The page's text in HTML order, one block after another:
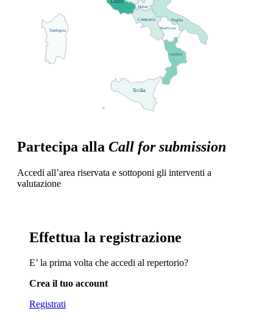
interdisciplinarietà
popolazioni
vulnerabili
Puglia
Basilicata
Calabria
Campania
Lazio
Molise
Sardegna
Sicilia
Partecipa alla Call for submission
Accedi all’area riservata e sottoponi gli interventi a
valutazione
Effettua la registrazione
E’ la prima volta che accedi al repertorio?
Crea il tuo account
Registrati